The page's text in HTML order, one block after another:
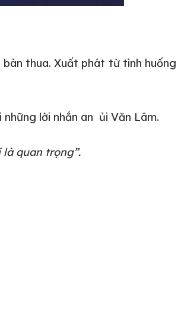
thua. Xuất phát từ tình huống
lời nhắn an ủi Văn Lâm.
quan trọng”.